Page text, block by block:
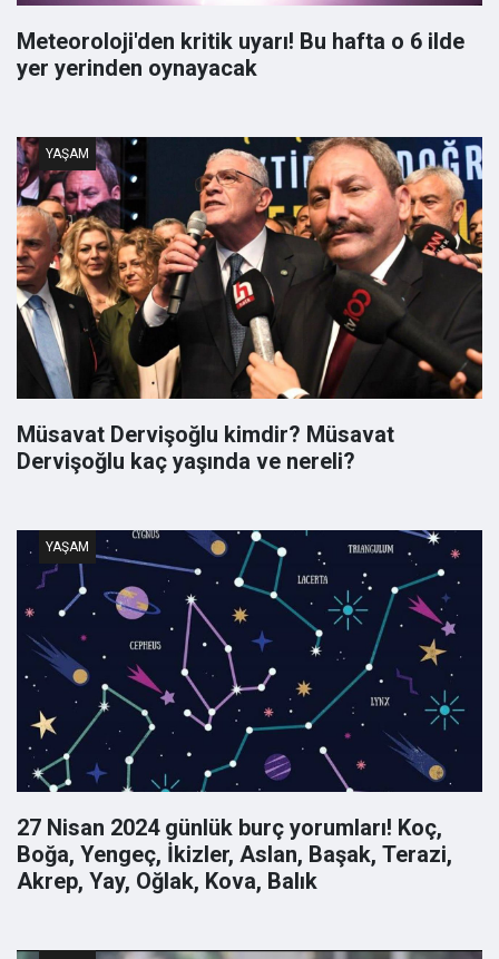
Meteoroloji'den kritik uyarı! Bu hafta o 6 ilde
yer yerinden oynayacak
Müsavat Dervişoğlu kimdir? Müsavat
Dervişoğlu kaç yaşında ve nereli?
YAŞAM
27 Nisan 2024 günlük burç yorumları! Koç,
Boğa, Yengeç, İkizler, Aslan, Başak, Terazi,
Akrep, Yay, Oğlak, Kova, Balık
YAŞAM